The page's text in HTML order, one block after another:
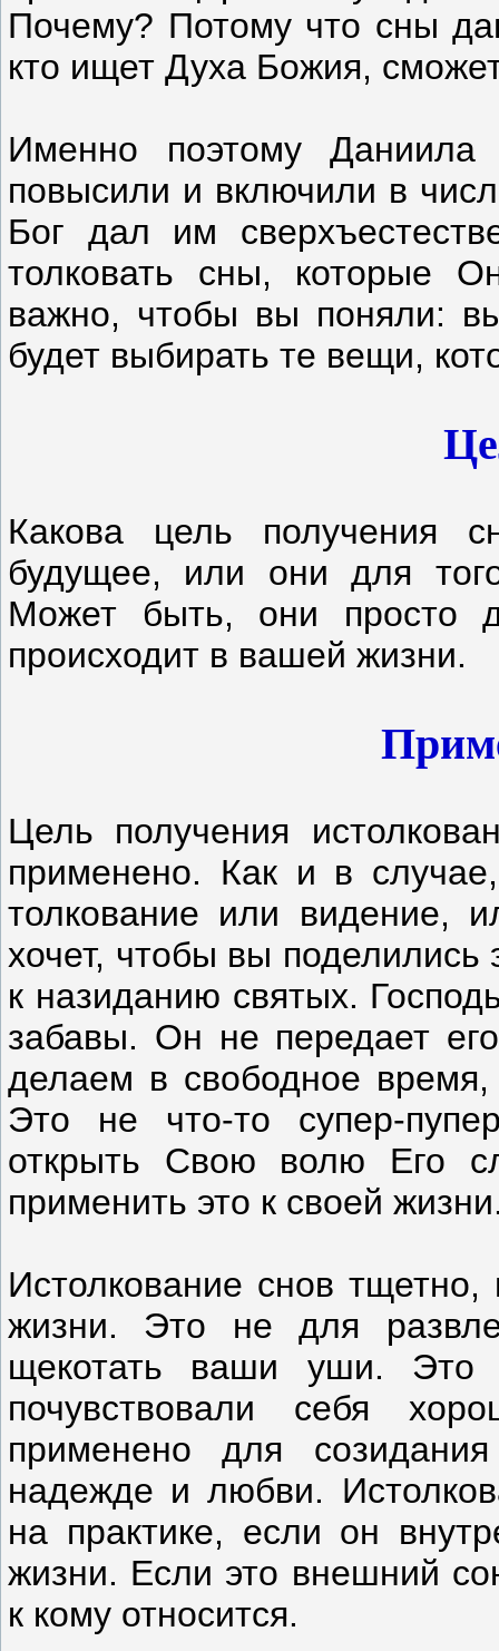
Почему? Потому что сны
кто ищет Духа Божия,
Именно поэтому
повысили и включили в
Бог дал им
толковать сны, которые
важно, чтобы вы поняли:
будет выбирать те вещи,
Какова цель получения
будущее, или они для
Может быть, они просто
происходит в вашей жизни.
Цель получения
применено. Как и в
толкование или видение,
хочет, чтобы вы
к назиданию святых.
забавы. Он не передает
делаем в свободное
Это не что-то супер-
открыть Свою волю Его
применить это к своей
Истолкование снов
жизни. Это не для
щекотать ваши уши.
почувствовали себя
применено для
надежде и любви.
на практике, если он
жизни. Если это внешний
к кому относится.